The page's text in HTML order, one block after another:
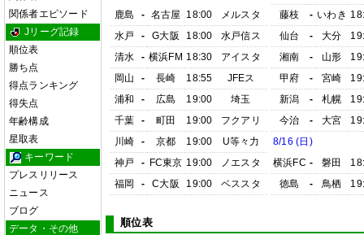
関係者エピソード
Jリーグ記録
順位表
勝ち点
得点ランキング
得失点
年齢構成
星取表
キーワード
プレスリリース
ニュース
ブログ
データ・その他
鹿島
- 名古屋 18:00
メルスタ
水戸
- G大阪 18:00
水戸信ス
清水
- 横浜FM 18:30
アイスタ
岡山
- 長崎 18:55
JFEス
浦和
- 広島 19:00
埼玉
千葉
- 町田 19:00
フクアリ
川崎
- 京都 19:00
U等々力
神戸
- FC東京 19:00
ノエスタ
福岡
- C大阪 19:00 ベススタ
藤枝
- いわき
仙台
- 大分
湘南
- 山形
甲府
- 宮崎
新潟
- 札幌
今治
- 大宮
8/16 (日)
横浜FC - 磐田
徳島
- 鳥栖
順位表